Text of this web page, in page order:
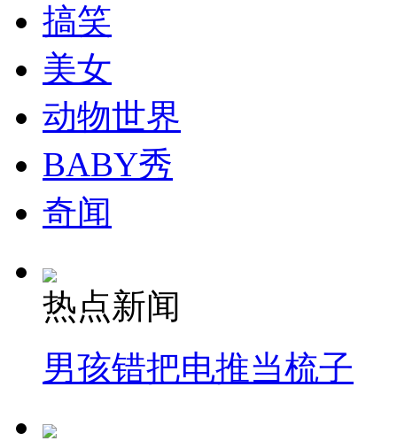
搞笑
美女
动物世界
BABY秀
奇闻
热点新闻
男孩错把电推当梳子